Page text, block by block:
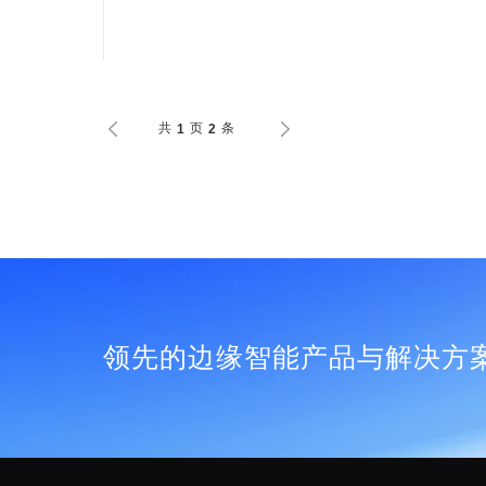
共 1 页 2 条
领先的边缘智能产品与解决方